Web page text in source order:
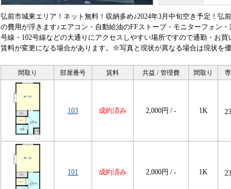
弘前市城東エリア！ネット無料！収納多め♪2024年3月中旬空き予定！弘
の費用が浮きます♪エアコン・自動給油のFFストーブ・モニターフォン
号線・102号線などの大通りにアクセスしやすい場所ですので通勤・お
賃料が変更になる場合があります。※写真と現状が異なる場合は現状を優
間取り 部屋番号 賃料 共益 / 管理費 間取り
103 成約済み 2,000円 / - 1K
101 成約済み 2,000円 / - 1K